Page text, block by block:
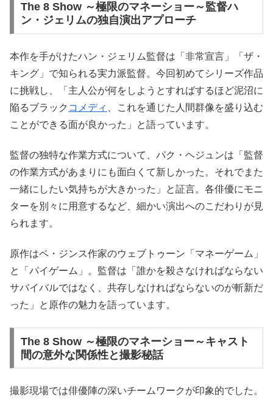
The 8 Show ～極限のマネーショー～監督ハ
ン・ジェリムの独自演出アプローチ
本作を手がけたハン・ジェリム監督は「非常宣言」「ザ・
キング」で知られる実力派監督。今回初めてシリーズ作品
に挑戦し、「主人公が何をしようとすればするほど泥沼に
陥るブラック コメディ
、これを通じた人間群像を盛り込む
ことができる面が良かった」と語っています。
監督の独特な作業方式について、パク・ヘジュンは「監督
の作業方式があまりにも面白くて新しかった。それでまた
一緒にしたい気持ちが大きかった」と証言。各俳優にモニ
ターを別々に用意するなど、細かい演出へのこだわりが見
られます。
原作はペ・ジンス作家のウェブトゥーン「マネーゲーム」
と「パイゲーム」。監督は「誰かを殺さなければならない
サバイバルではなく、共存しなければならないのが斬新だ
った」と原作の魅力を語っています。
The 8 Show ～極限のマネーショー～キャスト
間の意外な関係性と撮影秘話
撮影現場では俳優陣の深いチームワークが印象的でした。